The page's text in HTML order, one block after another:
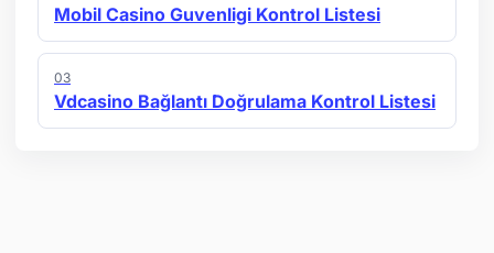
Mobil Casino Guvenligi Kontrol Listesi
03
Vdcasino Bağlantı Doğrulama Kontrol Listesi